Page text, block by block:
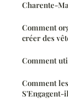
Charente-
Comment
créer des
Comment
Comment